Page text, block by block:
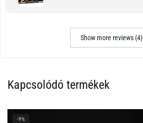
Show more reviews (4)
Kapcsolódó termékek
-9%